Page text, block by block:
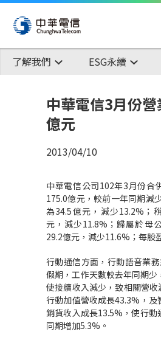
了解我們 ESG永續
中華電信3月份
億元
2013/04/10
中華電信公司102年3月份合
175.0億元，較前一年同期減
為34.5億元，減少13.2%；
元，減少11.8%；歸屬於母
29.2億元，減少11.6%；每股
行動通信方面，行動語音業
假期，工作天數較去年同期
使接續收入減少，致相關營
行動加值營收成長43.3%，及
銷貨收入成長13.5%，使行動
同期增加5.3%。